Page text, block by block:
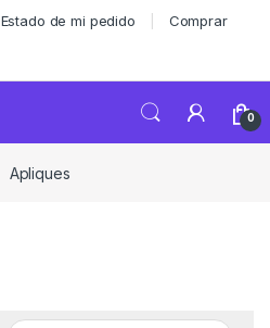
Estado de mi pedido Comprar
0
Apliques